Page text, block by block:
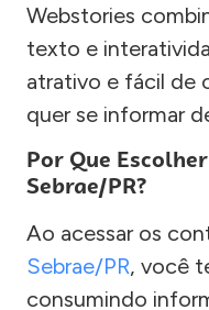
Webstories
texto e
atrativo e fácil de
quer se informar
Por Que
Sebrae/PR?
Ao acessar os
Sebrae/PR, você
consumindo